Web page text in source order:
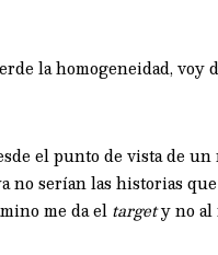
la homogeneidad, voy
el punto de vista de
no serían las historias
me da el targety no al